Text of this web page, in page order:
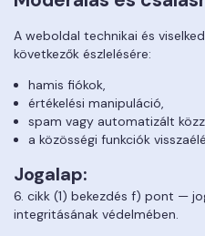
A weboldal technikai és
következők észlelésére:
hamis fiókok,
értékelési manipuláció,
spam vagy automatizált
a közösségi funkciók
Jogalap:
6. cikk (1) bekezdés f) pont —
integritásának védelmében.